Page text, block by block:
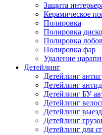
Защита
Керамическое
Полировка
Полировка
Полировка
Полировка фар
Удаление
Детейлинг
Детейлинг
Детейлинг
Детейлинг БУ
Детейлинг
Детейлинг
Детейлинг
Детейлинг для